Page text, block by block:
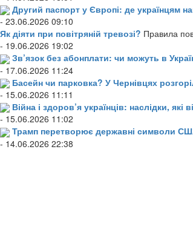
Другий паспорт у Європі: де українцям
- 23.06.2026 09:10
Як діяти при повітряній тревозі? Правила
- 19.06.2026 19:02
Зв’язок без абонплати: чи можуть в
- 17.06.2026 11:24
Басейн чи парковка? У Чернівцях
- 15.06.2026 11:11
Війна і здоров’я українців: наслідки,
- 15.06.2026 11:02
Трамп перетворює державні символи
- 14.06.2026 22:38